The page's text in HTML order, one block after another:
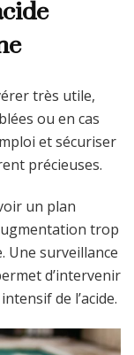
très utile,
ou en cas
et sécuriser
précieuses.
un plan
trop
Une surveillance
d’intervenir
de l’acide.